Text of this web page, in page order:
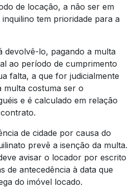
de locação, a não ser em
tem prioridade para a
devolvê-lo, pagando a multa
ao período de cumprimento
falta, a que for judicialmente
multa costuma ser o
e é calculado em relação
de cidade por causa do
prevê a isenção da multa.
avisar o locador por escrito
de antecedência à data que
do imóvel locado.